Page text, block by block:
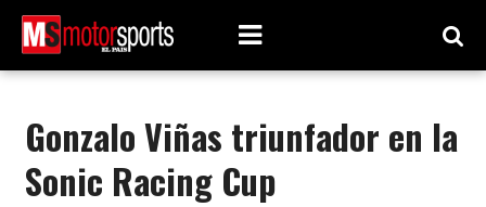
Gonzalo Viñas triunfador en la
Sonic Racing Cup